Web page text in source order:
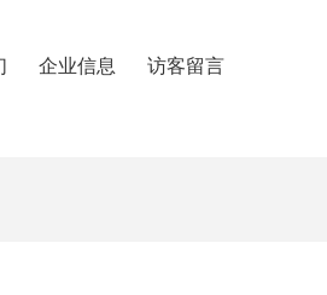
企业信息 访客留言